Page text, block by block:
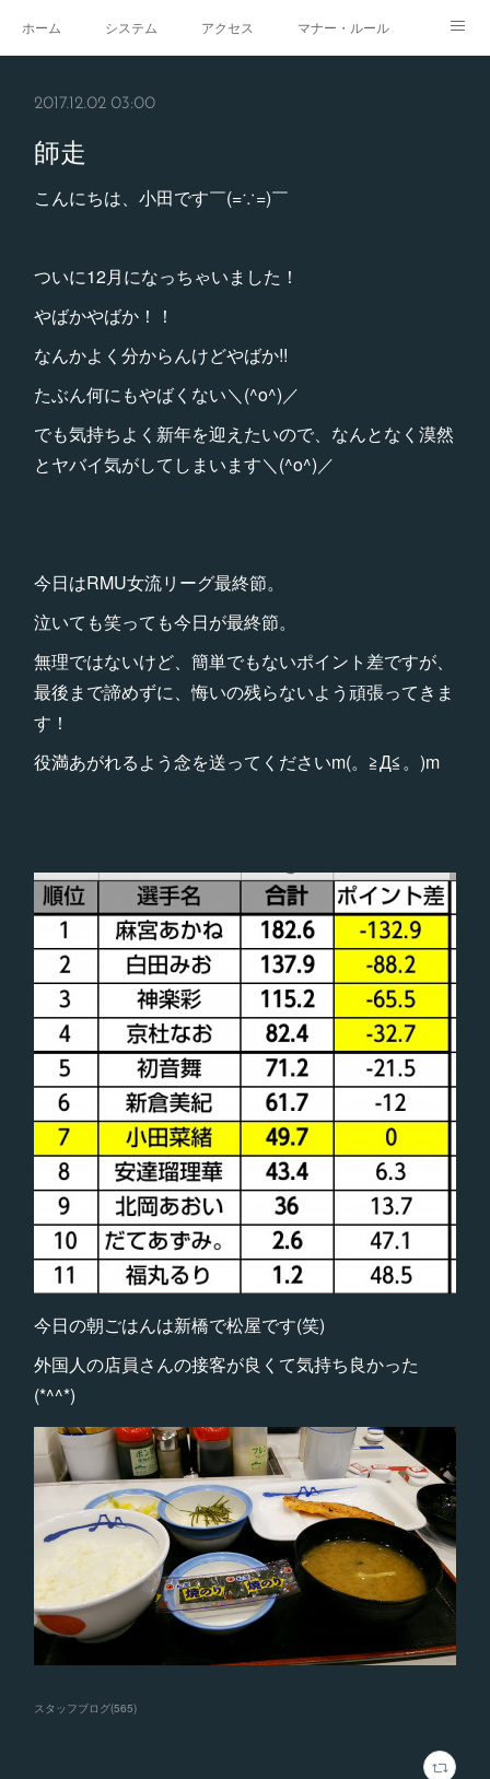
ホーム システム アクセス マナー・ルール
2017.12.02 03:00
師走
こんにちは、小田です￣(=∵=)￣
ついに12月になっちゃいました！
やばかやばか！！
なんかよく分からんけどやばか!!
たぶん何にもやばくない＼(^o^)／
でも気持ちよく新年を迎えたいので、なんとなく漠然
とヤバイ気がしてしまいます＼(^o^)／
今日はRMU女流リーグ最終節。
泣いても笑っても今日が最終節。
無理ではないけど、簡単でもないポイント差ですが、
最後まで諦めずに、悔いの残らないよう頑張ってきま
す！
役満あがれるよう念を送ってくださいm(。≧Д≦。)m
今日の朝ごはんは新橋で松屋です(笑)
外国人の店員さんの接客が良くて気持ち良かった
(*^^*)
スタッフブログ(565)